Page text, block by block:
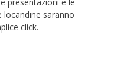
locandine saranno
click.